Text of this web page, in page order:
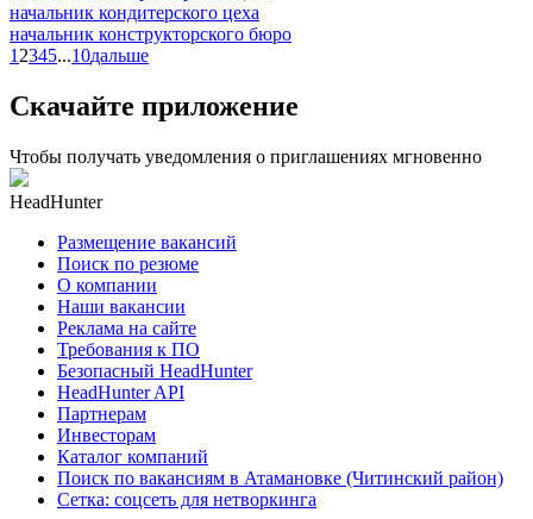
начальник кондитерского цеха
начальник конструкторского бюро
1 2345...10дальше
Скачайте приложение
Чтобы получать уведомления о приглашениях мгновенно
HeadHunter
Размещение вакансий
Поиск по резюме
О компании
Наши вакансии
Реклама на сайте
Требования к ПО
Безопасный HeadHunter
HeadHunter API
Партнерам
Инвесторам
Каталог компаний
Поиск по вакансиям в Атамановке (Читинский район)
Сетка: соцсеть для нетворкинга